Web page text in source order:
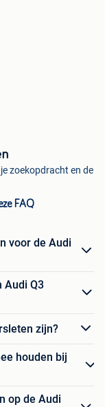
zoekopdracht en de
FAQ
voor de Audi
Audi Q3
zijn?
houden bij
op de Audi